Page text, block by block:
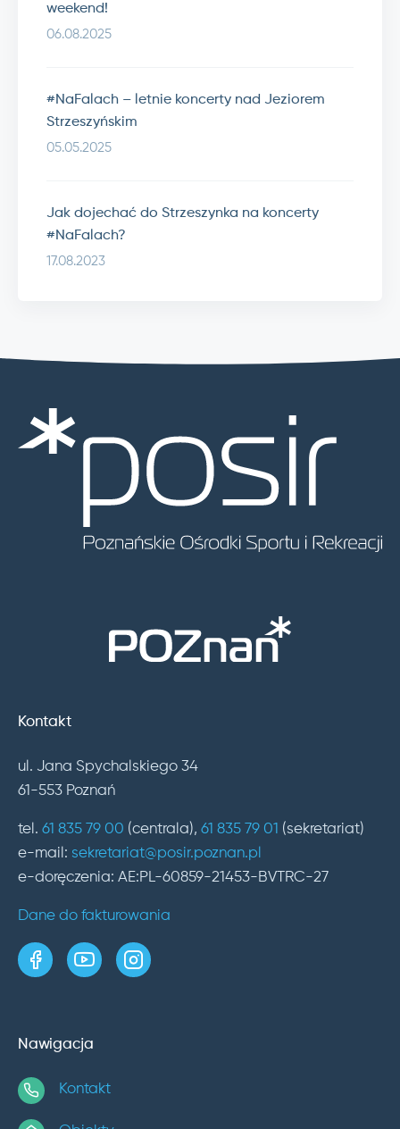
weekend!
06.08.2025
#NaFalach – letnie koncerty nad Jeziorem
Strzeszyńskim
05.05.2025
Jak dojechać do Strzeszynka na koncerty
#NaFalach?
17.08.2023
Kontakt
ul. Jana Spychalskiego 34
61-553 Poznań
tel. 61 835 79 00 (centrala), 61 835 79 01 (sekretariat)
e-mail: sekretariat@posir.poznan.pl
e-doręczenia: AE:PL-60859-21453-BVTRC-27
Dane do fakturowania
strona w serwisie Facebook
kanał w serwisie YouTube
profil w serwisie Instagram
Nawigacja
Kontakt